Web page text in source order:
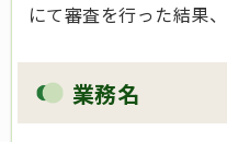
にて審査を行った結果
業務名